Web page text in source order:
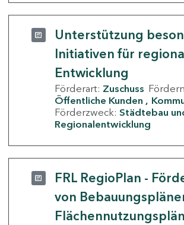
Unterstützung
Initiativen für
Entwicklung
Förderart: Zuschuss
Öffentliche Kunden
Förderzweck: Städtebau
Regionalentwicklung
FRL RegioPlan -
von